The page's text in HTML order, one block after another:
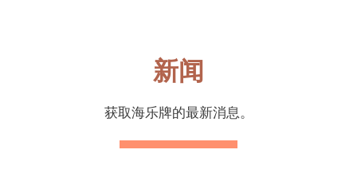
新闻
获取海乐牌的最新消息。